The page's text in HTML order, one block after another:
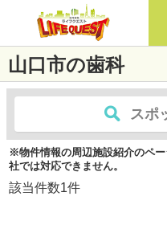
山口市の歯科
スポ
※物件情報の周辺施設紹介のペ
社では対応できません。
該当件数1件